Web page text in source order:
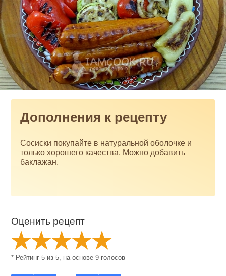
Дополнения к рецепту
Сосиски покупайте в натуральной оболочке и
только хорошего качества. Можно добавить
баклажан.
Оценить рецепт
* Рейтинг5 из5 , на основе9 голосов